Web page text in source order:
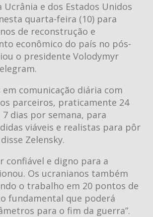
Ucrânia e dos Estados Unidos
quarta-feira (10) para
de reconstrução e
econômico do país no pós-
o presidente Volodymyr
em comunicação diária com
parceiros, praticamente 24
dias por semana, para
viáveis ​​e realistas para pôr
Zelensky.
confiável e digno para a
Os ucranianos também
o trabalho em 20 pontos de
fundamental que poderá
para o fim da guerra”.